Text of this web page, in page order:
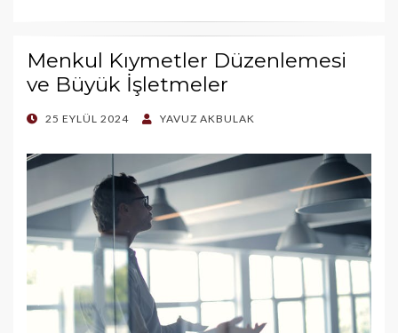
Menkul Kıymetler Düzenlemesi
ve Büyük İşletmeler
POSTED
25 EYLÜL 2024 YAVUZ AKBULAK